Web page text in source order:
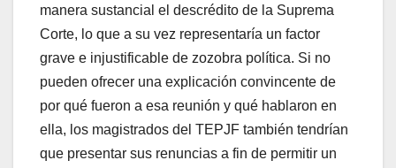
manera sustancial el descrédito de la Suprema
Corte, lo que a su vez representaría un factor
grave e injustificable de zozobra política. Si no
pueden ofrecer una explicación convincente de
por qué fueron a esa reunión y qué hablaron en
ella, los magistrados del TEPJF también tendrían
que presentar sus renuncias a fin de permitir un